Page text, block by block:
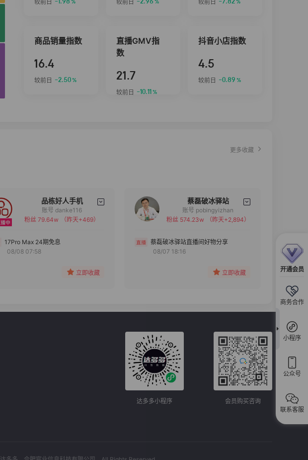
开通会员
商务合作
小程序
公众号
联系客服
较前日 -1.98 % 较前日 -2.96 % 较前日 -7.82%
商品销量指数
16.4
较前日 -2.50%
直播GMV指
数
21.7
较前日 -10.11 %
抖音小店指数
4.5
较前日 -0.89 %
更多收藏
品栋好人手机
备注
分组
账号 danke116
粉丝 79.64w
（昨天+469）
17Pro Max 24期免息
08/08 07:58
立即收藏
蔡磊破冰驿站
备注
分组
账号 pobingyizhan
粉丝 574.23w
（昨天+2,894）
蔡磊破冰驿站直播间好物分享
08/07 18:16
立即收藏
达多多小程序 会员购买咨询